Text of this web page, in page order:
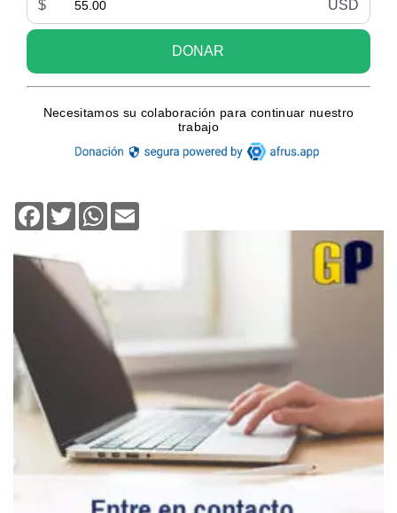
Facebook
TwitterWhatsApp